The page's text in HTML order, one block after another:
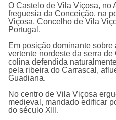
O Castelo de Vila Viçosa, no
freguesia da Conceição, na
Viçosa, Concelho de Vila
Portugal.
Em posição dominante
vertente nordeste da serra
colina defendida
pela ribeira do Carrascal,
Guadiana.
No centro de Vila Viçosa
medieval, mandado edificar
do século XIII.